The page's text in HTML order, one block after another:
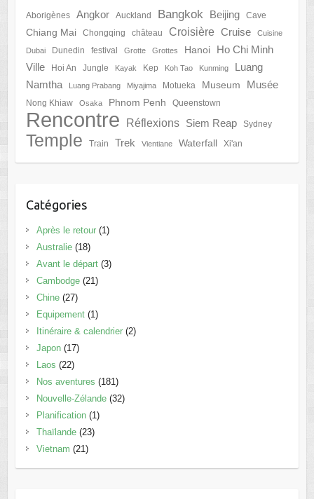
Aborigènes Angkor Auckland Bangkok Beijing Cave
Chiang Mai Chongqing château Croisière Cruise Cuisine
Dubai Dunedin festival Grotte Grottes Hanoi
Ho Chi Minh
Ville
Hoi An Jungle Kayak Kep Koh Tao Kunming
Luang
Namtha
Luang Prabang Miyajima Motueka Museum Musée
Nong Khiaw Osaka Phnom Penh Queenstown
Rencontre Réflexions Siem Reap Sydney
Temple Train Trek Vientiane Waterfall Xi'an
Catégories
Après le retour(1)
Australie(18)
Avant le départ(3)
Cambodge(21)
Chine(27)
Equipement(1)
Itinéraire & calendrier(2)
Japon(17)
Laos (22)
Nos aventures (181)
Nouvelle-Zélande(32)
Planification(1)
Thaïlande(23)
Vietnam (21)